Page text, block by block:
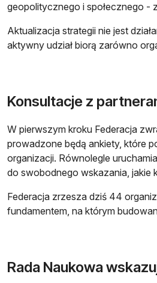
geopolitycznego i społecznego -
Aktualizacja strategii nie jest
aktywny udział biorą zarówno
Konsultacje z
W pierwszym kroku Federacja
prowadzone będą ankiety, które
organizacji. Równolegle
do swobodnego wskazania, jakie
Federacja zrzesza dziś 44
fundamentem, na którym
Rada Naukowa